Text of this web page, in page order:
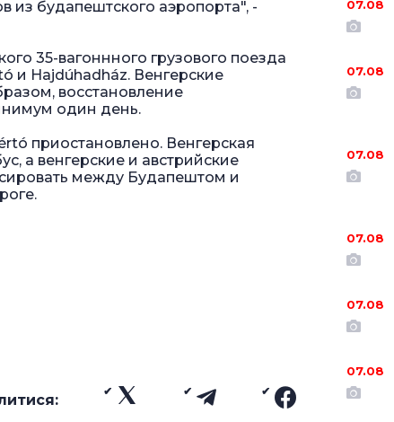
из будапештского аэропорта", -
35-вагоннного грузового поезда
и Hajdúhadház. Венгерские
восстановление
один день.
приостановлено. Венгерская
а венгерские и австрийские
между Будапештом и
07.08
07.08
07.08
07.08
07.08
07.08